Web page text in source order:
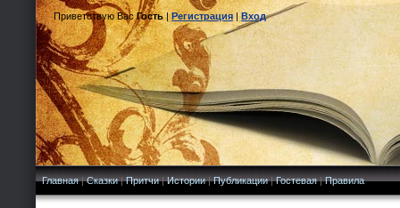
Приветствую Вас Гость|Регистрация|Вход
Главная|Сказки|Притчи|Истории|Публикации|Гостевая|Правила